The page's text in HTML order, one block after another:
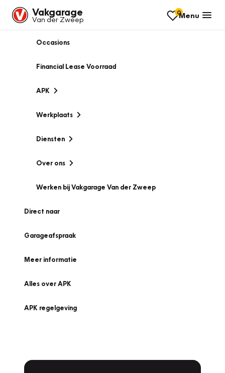
Vakgarage
Van der Zweep
0Menu
Occasions
Financial Lease Voorraad
APK
Werkplaats
Diensten
Over ons
Werken bij Vakgarage Van der Zweep
Direct naar
Garageafspraak
Meer informatie
Alles over APK
APK regelgeving